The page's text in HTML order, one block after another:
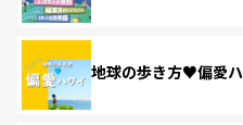
地球の歩き方♥偏愛